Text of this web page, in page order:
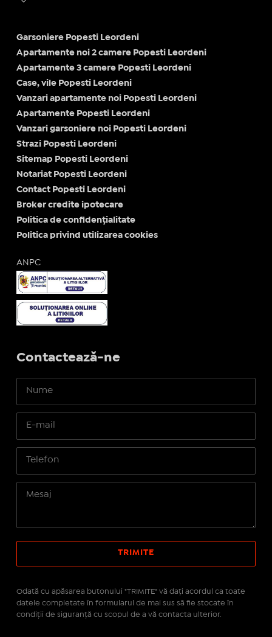
Garsoniere Popesti Leordeni
Apartamente noi 2 camere Popesti Leordeni
Apartamente 3 camere Popesti Leordeni
Case, vile Popesti Leordeni
Vanzari apartamente noi Popesti Leordeni
Apartamente Popesti Leordeni
Vanzari garsoniere noi Popesti Leordeni
Strazi Popesti Leordeni
Sitemap Popesti Leordeni
Notariat Popesti Leordeni
Contact Popesti Leordeni
Broker credite ipotecare
Politica de confidențialitate
Politica privind utilizarea cookies
ANPC
Contactează-ne
Odată cu apăsarea butonului "TRIMITE" vă daţi acordul ca toate
datele completate în formularul de mai sus să fie stocate în
condiţii de siguranţă cu scopul de a vă contacta ulterior.